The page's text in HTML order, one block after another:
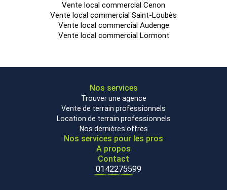
Vente local commercial Cenon
Vente local commercial Saint-Loubès
Vente local commercial Audenge
Vente local commercial Lormont
Nos services
Trouver une agence
Vente de terrain professionnels
Location de terrain professionnels
Nos dernières offres
Nos services pour les pros
A propos
Contact
0142275599